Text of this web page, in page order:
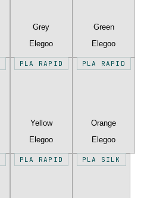
Grey
Elegoo
Green
Elegoo
PLA RAPID
Yellow
Elegoo
PLA RAPID
Orange
Elegoo
PLA RAPID PLA SILK